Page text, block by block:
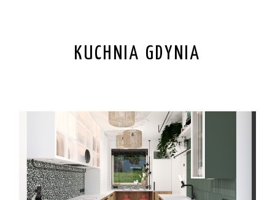
KUCHNIA GDYNIA